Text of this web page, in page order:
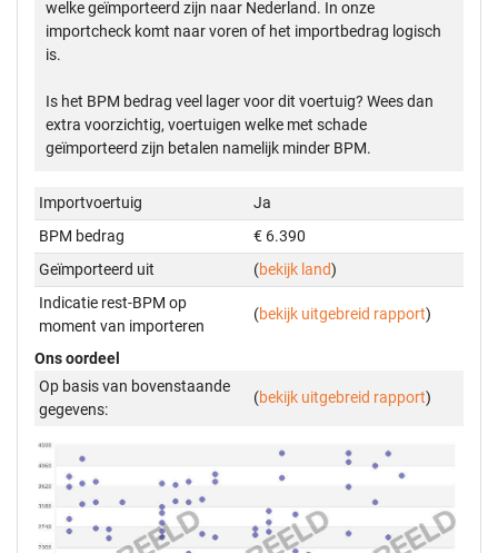
welke geïmporteerd zijn naar Nederland. In onze
importcheck komt naar voren of het importbedrag logisch
is.
Is het BPM bedrag veel lager voor dit voertuig? Wees dan
extra voorzichtig, voertuigen welke met schade
geïmporteerd zijn betalen namelijk minder BPM.
Importvoertuig
Ja
BPM bedrag
€ 6.390
Geïmporteerd uit
(bekijk land)
Indicatie rest-BPM op
moment van importeren
(bekijk uitgebreid rapport)
Ons oordeel
Op basis van bovenstaande
gegevens:
(bekijk uitgebreid rapport)